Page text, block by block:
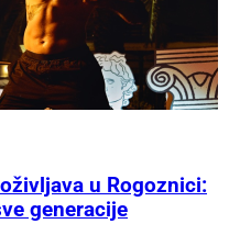
u Rogoznici:
generacije